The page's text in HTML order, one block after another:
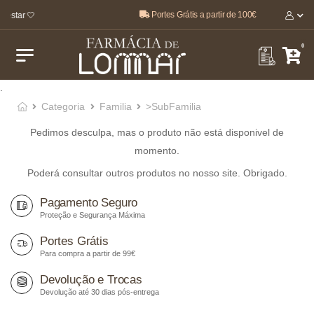
estar 🤍 Portes Grátis a partir de 100€
0
Categoria
Familia >SubFamilia
Pedimos desculpa, mas o produto não está disponivel de
momento.
Poderá consultar outros produtos no nosso site. Obrigado.
Pagamento Seguro
Proteção e Segurança Máxima
Portes Grátis
Para compra a partir de 99€
Devolução e Trocas
Devolução até 30 dias pós-entrega